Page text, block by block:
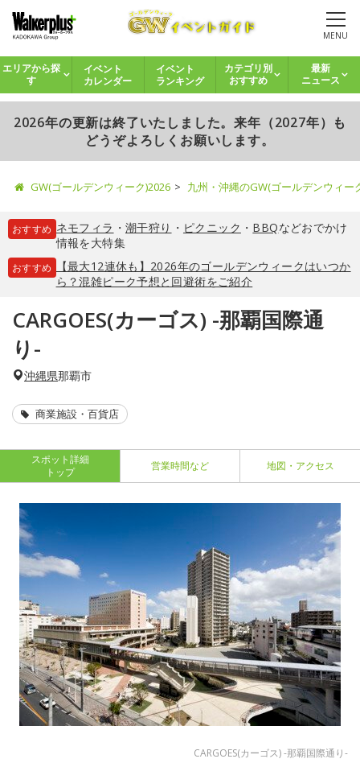
MENU
エリアから探
す
イベント
カレンダー
イベント
ランキング
カテゴリ別
おすすめ
最新
ニュース
2026年の更新は終了いたしました。来年（2027年）も
どうぞよろしくお願いします。
GW(ゴールデンウィーク)2026 九州・沖縄のGW(ゴールデンウィ
おすすめ ネモフィラ ・ 潮干狩り ・ ピクニック ・ BBQなどおでかけ
情報を大特集
おすすめ
【最大12連休も】2026年のゴールデンウィークはいつか
ら？混雑ピーク予想と回避術をご紹介
CARGOES(カーゴス) -那覇国際通
り-
沖縄県那覇市
商業施設・百貨店
スポット詳細
トップ
営業時間など 地図・アクセス
CARGOES(カーゴス) -那覇国際通り-